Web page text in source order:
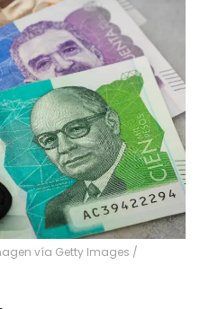
vía Getty Images /